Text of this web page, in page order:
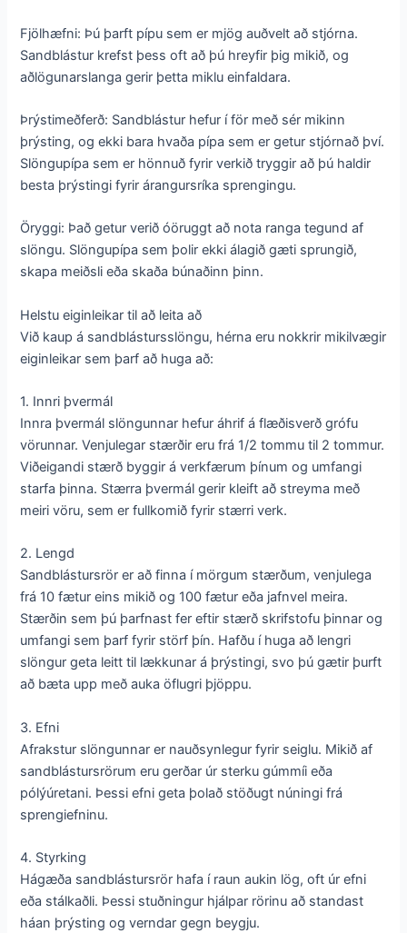
Fjölhæfni: Þú þarft pípu sem er mjög auðvelt að stjórna.
Sandblástur krefst þess oft að þú hreyfir þig mikið, og
aðlögunarslanga gerir þetta miklu einfaldara.
Þrýstimeðferð: Sandblástur hefur í för með sér mikinn
þrýsting, og ekki bara hvaða pípa sem er getur stjórnað því.
Slöngupípa sem er hönnuð fyrir verkið tryggir að þú haldir
besta þrýstingi fyrir árangursríka sprengingu.
Öryggi: Það getur verið óöruggt að nota ranga tegund af
slöngu. Slöngupípa sem þolir ekki álagið gæti sprungið,
skapa meiðsli eða skaða búnaðinn þinn.
Helstu eiginleikar til að leita að
Við kaup á sandblástursslöngu, hérna eru nokkrir mikilvægir
eiginleikar sem þarf að huga að:
1. Innri þvermál
Innra þvermál slöngunnar hefur áhrif á flæðisverð grófu
vörunnar. Venjulegar stærðir eru frá 1/2 tommu til 2 tommur.
Viðeigandi stærð byggir á verkfærum þínum og umfangi
starfa þinna. Stærra þvermál gerir kleift að streyma með
meiri vöru, sem er fullkomið fyrir stærri verk.
2. Lengd
Sandblástursrör er að finna í mörgum stærðum, venjulega
frá 10 fætur eins mikið og 100 fætur eða jafnvel meira.
Stærðin sem þú þarfnast fer eftir stærð skrifstofu þinnar og
umfangi sem þarf fyrir störf þín. Hafðu í huga að lengri
slöngur geta leitt til lækkunar á þrýstingi, svo þú gætir þurft
að bæta upp með auka öflugri þjöppu.
3. Efni
Afrakstur slöngunnar er nauðsynlegur fyrir seiglu. Mikið af
sandblástursrörum eru gerðar úr sterku gúmmíi eða
pólýúretani. Þessi efni geta þolað stöðugt núningi frá
sprengiefninu.
4. Styrking
Hágæða sandblástursrör hafa í raun aukin lög, oft úr efni
eða stálkaðli. Þessi stuðningur hjálpar rörinu að standast
háan þrýsting og verndar gegn beygju.